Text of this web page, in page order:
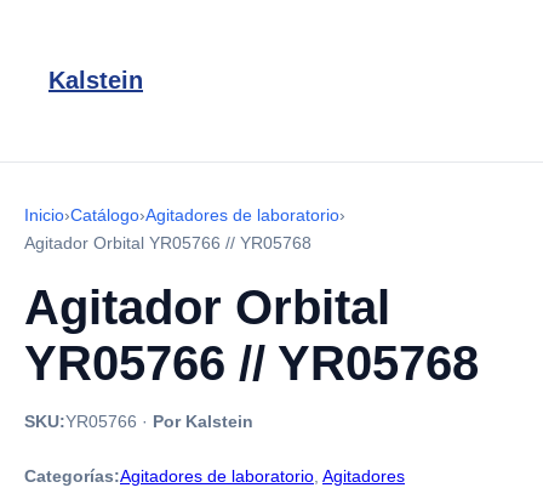
Kalstein
Inicio›Catálogo›Agitadores de laboratorio›
Agitador Orbital YR05766 // YR05768
Agitador Orbital
YR05766 // YR05768
SKU:YR05766 · Por Kalstein
Categorías:Agitadores de laboratorio Agitadores